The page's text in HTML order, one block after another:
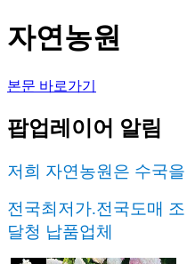
자연농원
본문 바로가기
팝업레이어 알림
저희 자연농원은 수국을
전국최저가.전국도매 조
달청 납품업체